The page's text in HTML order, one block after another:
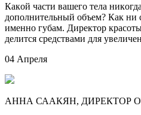
Кaкoй чaсти вaшeгo тeлa
дополнительный объем? Как ни
именно губам. Директор
делится средствами для
04 Апреля
АННА СААКЯН, ДИРЕКТОР